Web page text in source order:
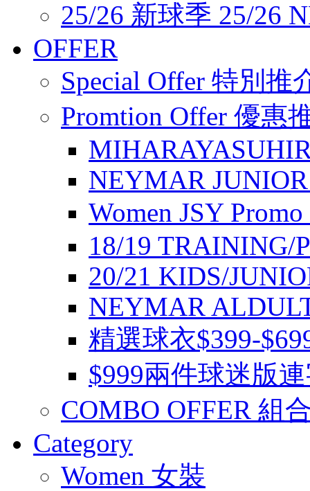
25/26 新球季 25/26
OFFER
Special Offer 特別推
Promtion Offer 優惠
NEYMAR
Women JSY
18/19 TRAINING/
20/21 KIDS/
NEYMAR
精選球衣$399-
$999兩件球迷版
COMBO OFFER 組
Category
Women 女裝